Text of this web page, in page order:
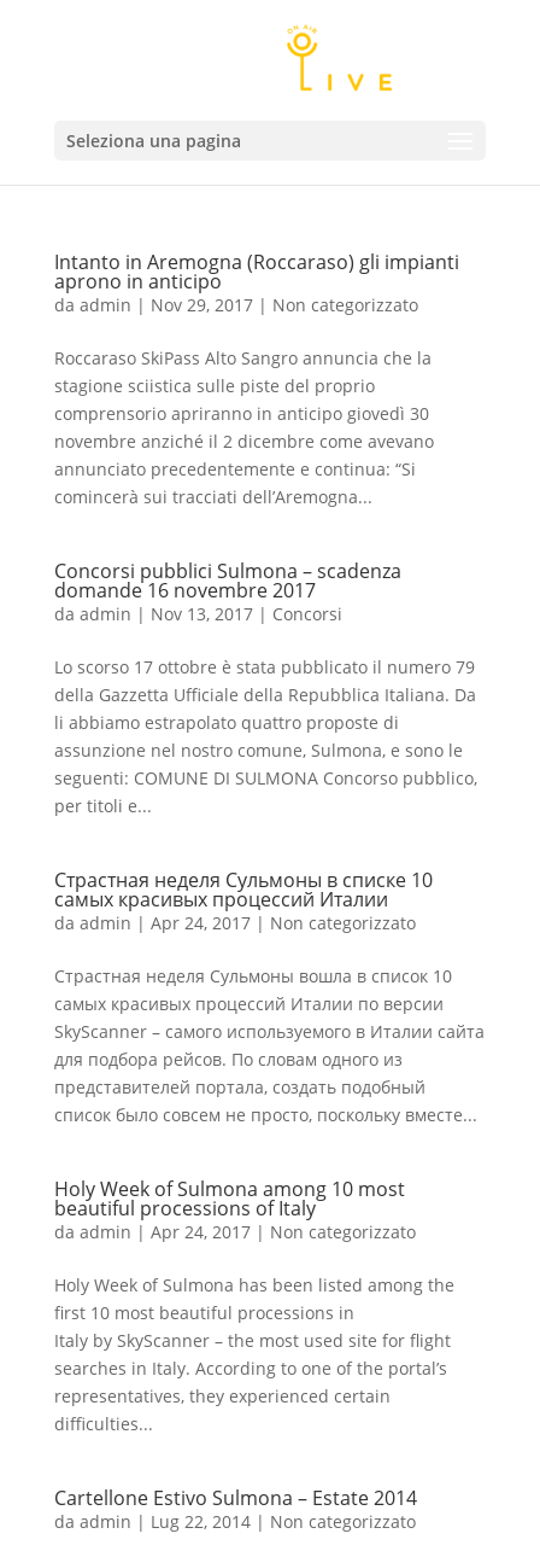
Seleziona una pagina
Intanto in Aremogna (Roccaraso) gli impianti
aprono in anticipo
da admin | Nov 29, 2017| Non categorizzato
Roccaraso SkiPass Alto Sangro annuncia che la
stagione sciistica sulle piste del proprio
comprensorio apriranno in anticipo giovedì 30
novembre anziché il 2 dicembre come avevano
annunciato precedentemente e continua: “Si
comincerà sui tracciati dell’Aremogna...
Concorsi pubblici Sulmona – scadenza
domande 16 novembre 2017
da admin | Nov 13, 2017| Concorsi
Lo scorso 17 ottobre è stata pubblicato il numero 79
della Gazzetta Ufficiale della Repubblica Italiana. Da
li abbiamo estrapolato quattro proposte di
assunzione nel nostro comune, Sulmona, e sono le
seguenti: COMUNE DI SULMONA Concorso pubblico,
per titoli e...
Страстная неделя Сульмоны в списке 10
самых красивых процессий Италии
da admin | Apr 24, 2017| Non categorizzato
Страстная неделя Сульмоны вошла в список 10
самых красивых процессий Италии по версии
SkyScanner – самого используемого в Италии сайта
для подбора рейсов. По словам одного из
представителей портала, создать подобный
список было совсем не просто, поскольку вместе...
Holy Week of Sulmona among 10 most
beautiful processions of Italy
da admin | Apr 24, 2017| Non categorizzato
Holy Week of Sulmona has been listed among the
first 10 most beautiful processions in
Italy by SkyScanner – the most used site for flight
searches in Italy. According to one of the portal’s
representatives, they experienced certain
difficulties...
Cartellone Estivo Sulmona – Estate 2014
da admin | Lug 22, 2014| Non categorizzato